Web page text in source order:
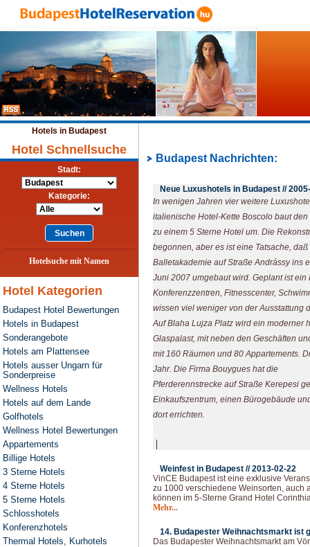
Hotels in Budapest
Hotel Schnellsuche
Stadt:
Kategorie:
Hotelsuche mit Namen
Hotel Kategorien
Budapest Hotel Bewertungen
Hotels in Budapest
Sonderangebote
Hotels am Plattensee
Hotels ausser Ungarn für
Sonderpreise
Wellness Hotels
Hotels auf dem Lande
Golfhotels
Wellness Hotel Bewertungen
Appartements
Billige Hotels
3 Sterne Hotels
4 Sterne Hotels
5 Sterne Hotels
Schlosshotels
Konferenzhotels
Thermal Hotels, Kurhotels
Budapest Nachrichten:
Neue Luxushotels in Budapest //
In wenigen Jahren vier weitere
italienische Hotel-Kette Boscolo baut
zu einem 5 Sterne Hotel um. Die
begonnen, aber es ist eine Tatsache,
Balletakademie auf Straße Andrássy ins
Juni 2007 umgebaut wird. Geplant ist ein
Konferenzzentren, Fitnesscenter,
wissen viel weniger von der Ausstattung
Auf Blaha Lujza Platz wird ein moderner
Glaspalast, mit neben den Geschäften
mit 160 Räumen und 80 Appartements.
Jahr. Die Firma Bouygues hat die
Pferderennstrecke auf Straße Kerepesi
Einkaufszentrum, einen Bürogebäude
dort errichten.
|
Weinfest in Budapest //2013-02-22
VinCE Budapest ist eine exklusive
zu 1000 verschiedene Weinsorten, auch
können im 5-Sterne Grand Hotel
Mehr...
14. Budapester Weihnachtsmarkt ist
Das Budapester Weihnachtsmarkt am